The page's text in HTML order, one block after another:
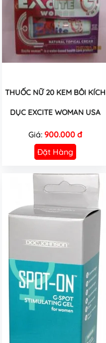
THUỐC NỮ 20 KEM BÔI KÍCH
DỤC EXCITE WOMAN USA
Giá: 900.000 đ
Đặt Hàng